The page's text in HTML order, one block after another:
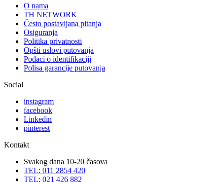
O nama
TH NETWORK
Često postavljana pitanja
Osiguranja
Politika privatnosti
Opšti uslovi putovanja
Podaci o identifikaciji
Polisa garancije putovanja
Social
instagram
facebook
Linkedin
pinterest
Kontakt
Svakog dana 10-20 časova
TEL: 011 2854 420
TEL: 021 426 882